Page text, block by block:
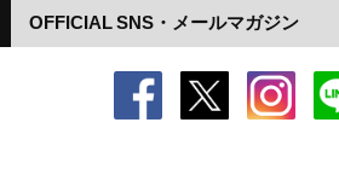
OFFICIAL SNS・メールマガジン